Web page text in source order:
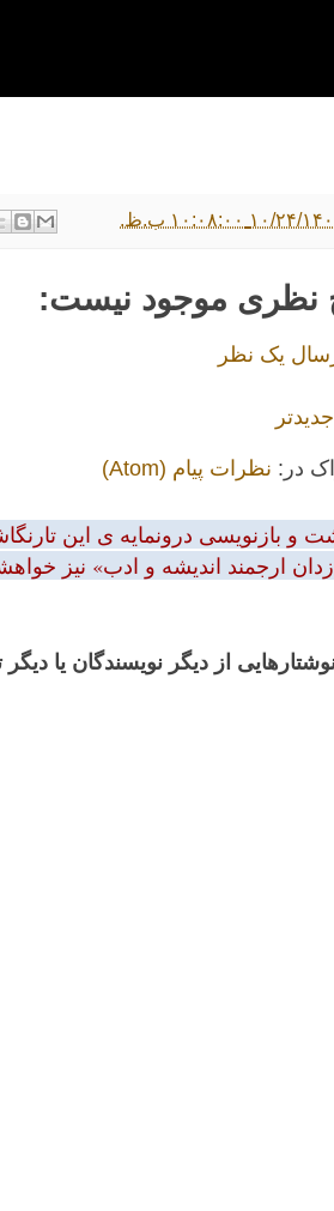
۲۴/۱۴۰۱ ۱۰:۰۸:۰۰ ب.ظ.
نظری موجود نیست:
یک نظر
در: نظرات پیام (Atom)
و بازنویسی درونمایه ی این
ارجمند اندیشه و ادب» نیز
از دیگر نویسندگان یا